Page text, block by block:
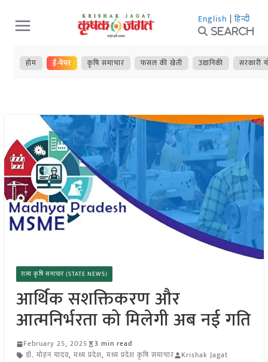
Skip
to
content
English | हिन्दी
Search
होम ई-पेपर कृषि समाचार फसल की खेती उद्यानिकी सरकारी
राज्य कृषि समाचार (STATE NEWS)
आर्थिक सशक्तिकरण और
आत्मनिर्भरता को मिलेगी अब नई गति
February 25, 2025
3 min read
डॉ. मोहन यादव, मध्य प्रदेश, मध्य प्रदेश कृषि समाचार Krishak Jagat